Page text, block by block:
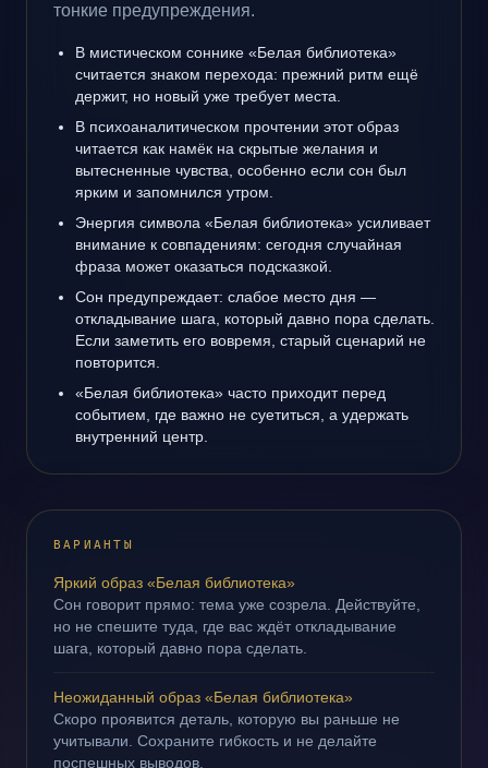
тонкие предупреждения.
В мистическом соннике «Белая библиотека»
считается знаком перехода: прежний ритм ещё
держит, но новый уже требует места.
В психоаналитическом прочтении этот образ
читается как намёк на скрытые желания и
вытесненные чувства, особенно если сон был
ярким и запомнился утром.
Энергия символа «Белая библиотека» усиливает
внимание к совпадениям: сегодня случайная
фраза может оказаться подсказкой.
Сон предупреждает: слабое место дня —
откладывание шага, который давно пора сделать.
Если заметить его вовремя, старый сценарий не
повторится.
«Белая библиотека» часто приходит перед
событием, где важно не суетиться, а удержать
внутренний центр.
ВАРИАНТЫ
Яркий образ «Белая библиотека»
Сон говорит прямо: тема уже созрела. Действуйте,
но не спешите туда, где вас ждёт откладывание
шага, который давно пора сделать.
Неожиданный образ «Белая библиотека»
Скоро проявится деталь, которую вы раньше не
учитывали. Сохраните гибкость и не делайте
поспешных выводов.